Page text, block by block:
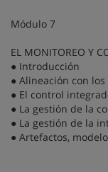
Módulo 7
EL MONITOREO Y
● Introducción
● Alineación con
● El control
● La gestión de la
● La gestión de la
● Artefactos,